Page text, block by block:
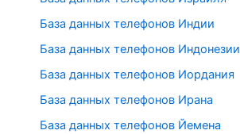
База данных телефонов Индии
База данных телефонов Индонезии
База данных телефонов Иордания
База данных телефонов Ирана
База данных телефонов Йемена